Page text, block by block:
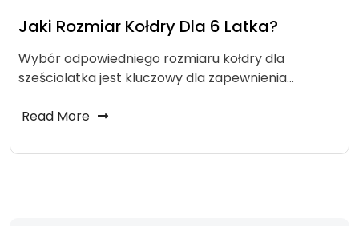
Jaki Rozmiar Kołdry Dla 6 Latka?
Wybór odpowiedniego rozmiaru kołdry dla
sześciolatka jest kluczowy dla zapewnienia…
Read More